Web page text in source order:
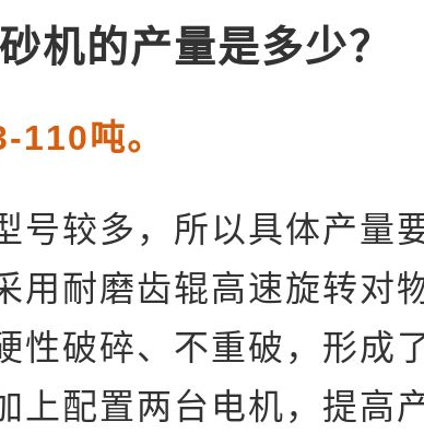
机的产量是多少？
110吨。
号较多，所以具体产量
用耐磨齿辊高速旋转对
性破碎、不重破，形成
上配置两台电机，提高